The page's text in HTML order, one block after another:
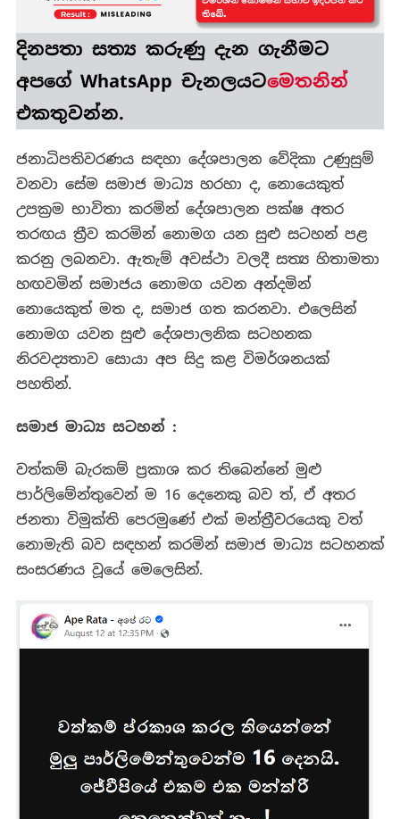
දිනපතා සත්‍ය කරුණුදැන ගැනීමට
අපගේ WhatsApp චැනලයටමෙතනින්
එකතුවන්න.
ජනාධිපතිවරණය සඳහා දේශපාලන වේදිකා උණුසුම්
වනවා සේම සමාජ මාධ්‍ය හරහා ද, නොයෙකුත්
උපක්‍රම භාවිතා කරමින් දේශපාලන පක්ෂ අතර
තරඟය ත්‍රීව කරමින් නොමග යන සුළු සටහන් පළ
කරනු ලබනවා. ඇතැම් අවස්ථා වලදී සත්‍ය හිතාමතා
හඟවමින් සමාජය නොමග යවන අන්දමින්
නොයෙකුත් මත ද, සමාජ ගත කරනවා. එලෙසින්
නොමග යවන සුළු දේශපාලනික සටහනක
නිරවද්‍යතාව සොයා අප සිදු කළ විමර්ශනයක්
පහතින්.
සමාජ මාධ්‍ය සටහන් :
වත්කම් බැරකම් ප්‍රකාශ කර තිබෙන්නේ මුළු
පාර්ලිමේන්තුවෙන් ම 16 දෙනෙකු බව ත්, ඒ අතර
ජනතා විමුක්ති පෙරමුණේ එක් මන්ත්‍රීවරයෙකු වත්
නොමැති බව සඳහන් කරමින් සමාජ මාධ්‍ය සටහනක්
සංසරණය වූයේ මෙලෙසින්.